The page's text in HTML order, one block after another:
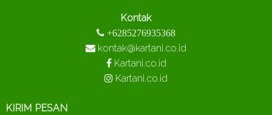
Kontak
+6285276935368
kontak@kartani.co.id
Kartani.co.id
Kartani.co.id
KIRIM PESAN